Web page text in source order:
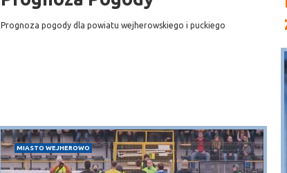
Prognoza pogody dla powiatu wejherowskiego i puckiego
MIASTO WEJHEROWO